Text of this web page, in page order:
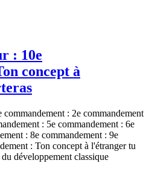
: 10e
concept à
: 2e commandement
: 5e commandement : 6e
: 8e commandement : 9e
: Ton concept à l'étranger tu
développement classique